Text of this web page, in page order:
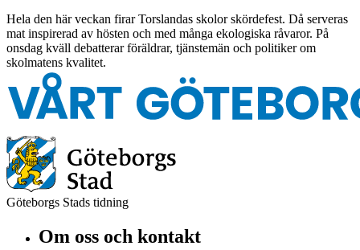
Hela den här veckan firar Torslandas skolor skördefest. Då serveras
mat inspirerad av hösten och med många ekologiska råvaror. På
onsdag kväll debatterar föräldrar, tjänstemän och politiker om
skolmatens kvalitet.
Göteborgs Stads tidning
Om oss och kontakt